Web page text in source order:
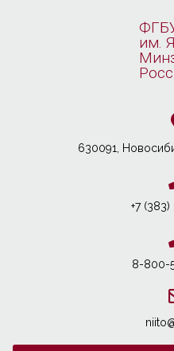
им.
630091,
+7
8-800-